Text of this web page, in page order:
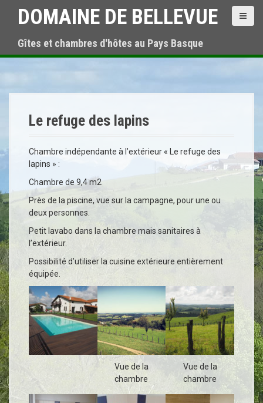
r
n
r
i
n
c
i
p
a
l
DOMAINE DE BELLEVUE
Gîtes et chambres d'hôtes au Pays Basque
Le refuge des lapins
Chambre indépendante à l’extérieur « Le refuge des
lapins » :
Chambre de 9,4 m2
Près de la piscine, vue sur la campagne, pour une ou
deux personnes.
Petit lavabo dans la chambre mais sanitaires à
l’extérieur.
Possibilité d’utiliser la cuisine extérieure entièrement
équipée.
Vue de la
chambre
Vue de la
chambre